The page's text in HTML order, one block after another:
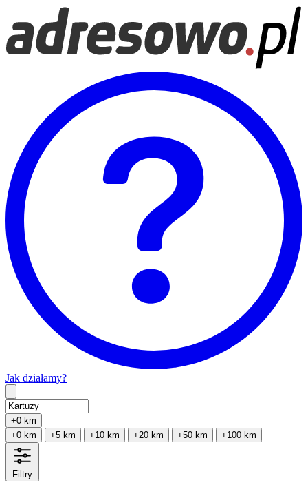
Jak działamy?
+0 km
+0 km
+5 km +10 km +20 km +50 km +100 km
Filtry